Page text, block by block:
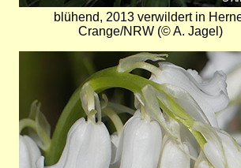
blühend, 2013 verwildert in
Crange/NRW (© A. Jagel)